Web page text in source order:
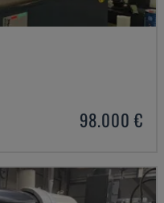
98.000 €